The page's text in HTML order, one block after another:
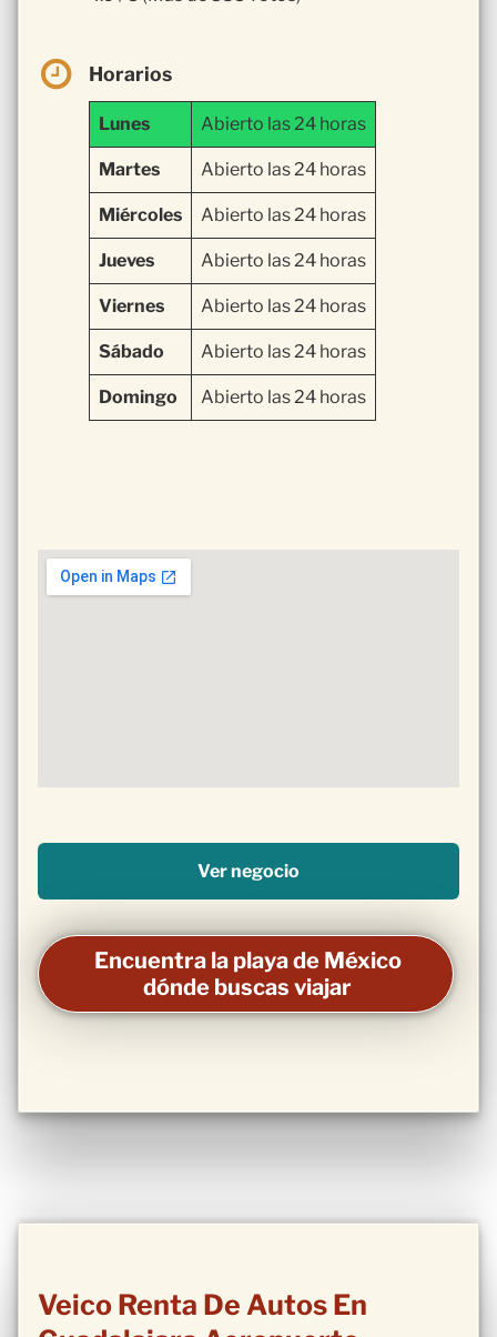
Horarios
Lunes Abierto las 24 horas
Martes Abierto las 24 horas
Miércoles Abierto las 24 horas
Jueves Abierto las 24 horas
Viernes Abierto las 24 horas
Sábado Abierto las 24 horas
Domingo Abierto las 24 horas
Ver negocio
Encuentra la playa de México
dónde buscas viajar
Veico Renta De Autos En